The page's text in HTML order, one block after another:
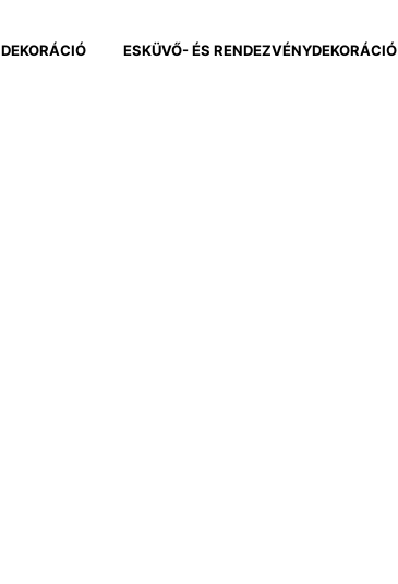
DEKORÁCIÓ ESKÜVŐ- ÉS RENDEZVÉNYDEKORÁCIÓ